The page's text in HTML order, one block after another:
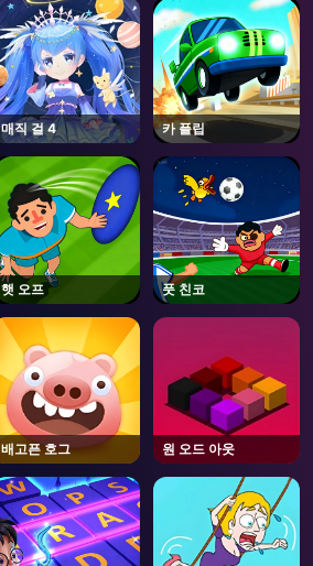
AD
매직 걸 4 카 플립
햇 오프 풋 친코
배고픈 호그 원 오드 아웃